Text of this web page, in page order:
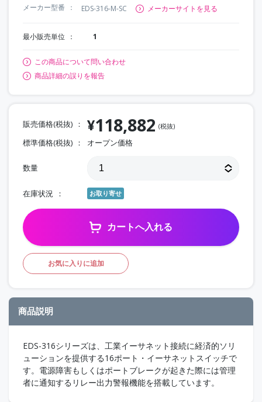
メーカー型番
EDS-316-M-SC メーカーサイトを見る
最小販売単位 1
この商品について問い合わせ
商品詳細の誤りを報告
販売価格(税抜) ¥118,882 (税抜)
標準価格(税抜) オープン価格
数量
在庫状況 お取り寄せ
カートへ入れる
お気に入りに追加
商品説明
EDS-316シリーズは、工業イーサネット接続に経済的ソリ
ューションを提供する16ポート・イーサネットスイッチで
す。電源障害もしくはポートブレークが起きた際には管理
者に通知するリレー出力警報機能を搭載しています。